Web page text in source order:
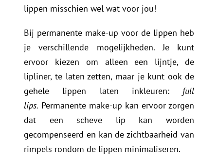
lippen misschien wel wat voor jou!
Bij permanente make-up voor de lippen heb
je verschillende mogelijkheden. Je kunt
ervoor kiezen om alleen een lijntje, de
lipliner, te laten zetten, maar je kunt ook de
gehele lippen laten inkleuren: full
lips. Permanente make-up kan ervoor zorgen
dat een scheve lip kan worden
gecompenseerd en kan de zichtbaarheid van
rimpels rondom de lippen minimaliseren.